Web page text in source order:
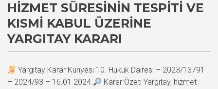
HIZMET SÜRESININ TESPITI VE
KISMI KABUL ÜZERINE
YARGITAY KARARI
Yargıtay Karar Künyesi 10. Hukuk Dairesi – 2023/13791
– 2024/93 – 16.01.2024
Karar Özeti Yargıtay, hizmet